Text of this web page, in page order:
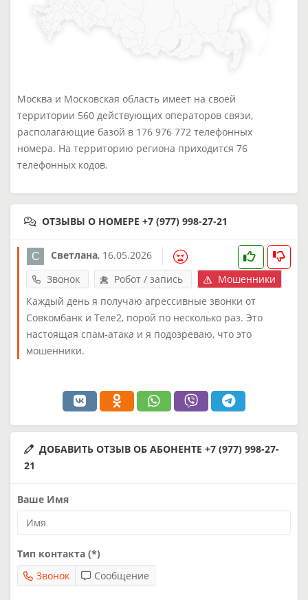
Москва и Московская область имеет на своей
территории 560 действующих операторов связи,
располагающие базой в 176 976 772 телефонных
номера. На территорию региона приходится 76
телефонных кодов.
ОТЗЫВЫ О НОМЕРЕ +7 (977) 998-27-21
Светлана, 16.05.2026
Звонок
Робот / запись
Мошенники
Каждый день я получаю агрессивные звонки от
Совкомбанк и Теле2, порой по несколько раз. Это
настоящая спам-атака и я подозреваю, что это
мошенники.
ДОБАВИТЬ ОТЗЫВ ОБ АБОНЕНТЕ +7 (977) 998-27-
21
Ваше Имя
Тип контакта (*)
Звонок
Сообщение